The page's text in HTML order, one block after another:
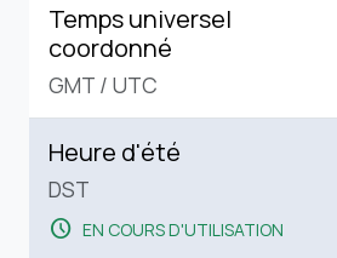
Temps universel
coordonné
GMT / UTC
Heure d'été
DST
schedule EN COURS D'UTILISATION